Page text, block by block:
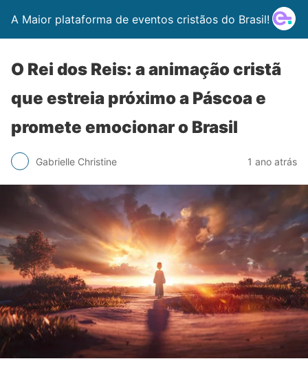
A Maior plataforma de eventos cristãos do Brasil!
O Rei dos Reis: a animação cristã
que estreia próximo a Páscoa e
promete emocionar o Brasil
Gabrielle Christine 1 ano atrás